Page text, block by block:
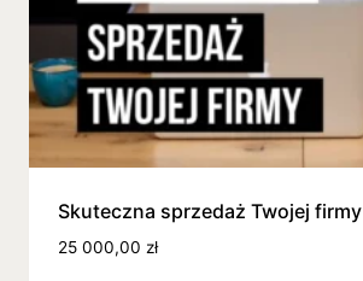
Skuteczna sprzedaż Twojej firmy
25 000,00 zł